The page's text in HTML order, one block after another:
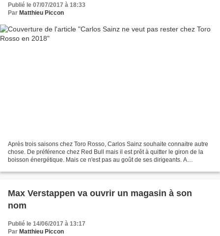
Publié le 07/07/2017 à 18:33
Par Matthieu Piccon
Après trois saisons chez Toro Rosso, Carlos Sainz souhaite connaitre autre
chose. De préférence chez Red Bull mais il est prêt à quitter le giron de la
boisson énergétique. Mais ce n'est pas au goût de ses dirigeants. A
Max Verstappen va ouvrir un magasin à son
nom
Publié le 14/06/2017 à 13:17
Par Matthieu Piccon